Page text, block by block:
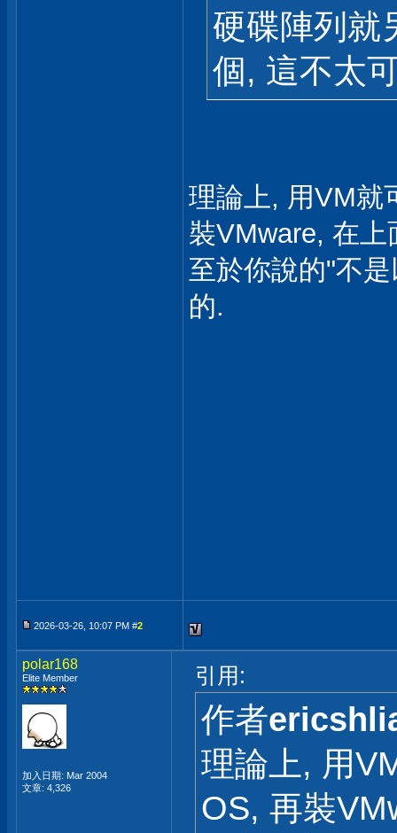
硬碟陣列就
個, 這不太
理論上, 用VM就
裝VMware, 在上
至於你說的"不
的.
2026-03-26, 10:07 PM #2
polar168
Elite Member
加入日期: Mar 2004
文章: 4,326
引用:
作者
理論上, 用
OS, 再裝